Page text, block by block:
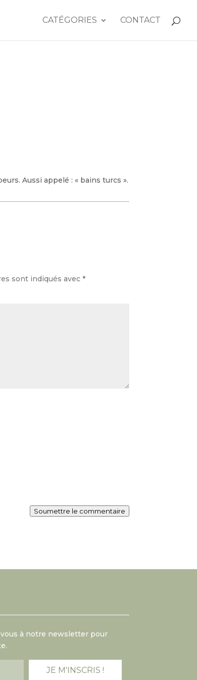
CATÉGORIES CONTACT
Aussi appelé : « bains turcs ».
sont indiqués avec *
Soumettre le commentaire
à notre newsletter pour